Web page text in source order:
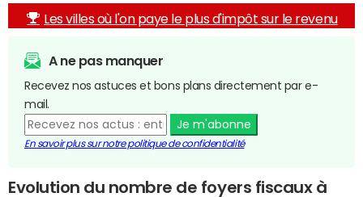
Les villes où l'on paye le plus d'impôt sur le revenu
A ne pas manquer
Recevez nos astuces et bons plans directement par e-
mail.
Je m'abonne
En savoir plus sur notre politique de confidentialité
Evolution du nombre de foyers fiscaux à